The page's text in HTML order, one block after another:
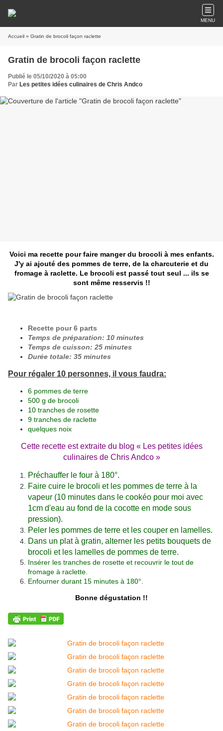
MENU
Accueil » Gratin de brocoli façon raclette
Gratin de brocoli façon raclette
Publié le 05/10/2020 à 05:00
Par Les petites idées culinaires de Chris Andco
Voici ma recette pour faire manger du brocoli à mes enfants.
J'y ai ajouté des pommes de terre, de la charcuterie et du
fromage à raclette. Le brocoli est passé tout seul ... ils se
sont même resservis !!
Recette pour 6 parts
Temps de préparation: 10 minutes
Temps de cuisson: 25 minutes
Durée totale: 35 minutes
Pour régaler 10 personnes, il vous faudra:
6 pommes de terre
500 g de brocoli
10 tranches de rosette
9 tranches de raclette
quelques noix
Cette recette est extraite du blog « Les petites idées
culinaires de Chris Andco»
Préchauffer le four à 180°.
Faire cuire le brocoli et les pommes de terre à la
vapeur (10 minutes dans le cookéo pour moi avec
1cm d'eau au fond de la cocotte en mode sous
pression).
Peler les pommes de terre et les couper en lamelles.
Dans un plat à gratin, alterner les petits bouquets de
brocoli et les lamelles de pommes de terre.
Insérer les tranches de rosette et recouvrir le tout de
fromage à raclette.
Enfourner durant 15 minutes à 180°.
Bonne dégustation !!